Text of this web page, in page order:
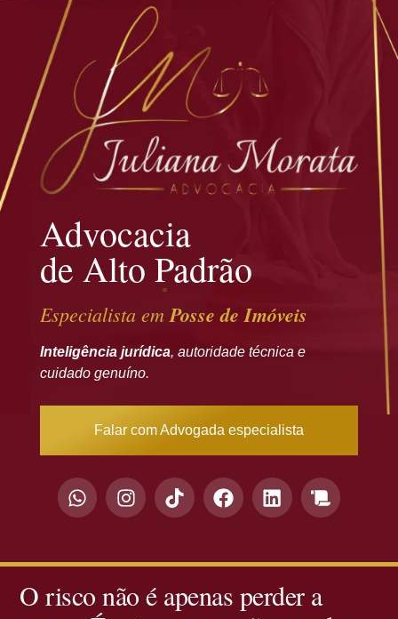
Advocacia
de Alto Padrão
Especialista emPosse de Imóveis
Inteligência jurídica, autoridade técnica e
cuidado genuíno.
Falar com Advogada especialista
O risco não é apenas perder a